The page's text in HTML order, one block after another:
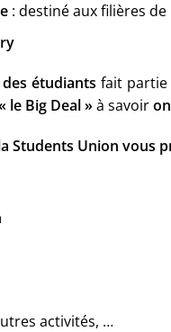
: destiné aux filières de
étudiants fait
le Big Deal »à savoir
Students Union vous
activités, …